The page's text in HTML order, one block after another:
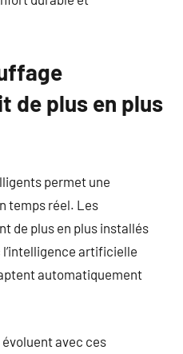
de plus en plus
permet une
temps réel. Les
de plus en plus installés
artificielle
automatiquement
avec ces